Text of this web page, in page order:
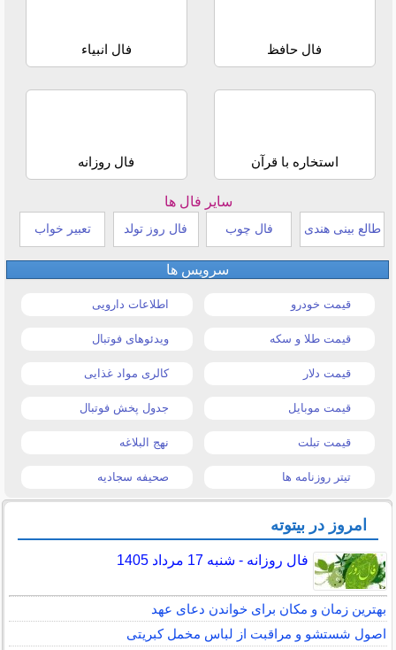
فال حافظ فال انبیاء
استخاره با قرآن فال روزانه
سایر فال ها
طالع بینی هندی فال چوب فال روز تولد تعبیر خواب
سرویس ها
قیمت خودرو اطلاعات دارویی
قیمت طلا و سکه ویدئوهای فوتبال
قیمت دلار کالری مواد غذایی
قیمت موبایل جدول پخش فوتبال
قیمت تبلت نهج البلاغه
تیتر روزنامه ها صحیفه سجادیه
امروز در بیتوته
فال روزانه - شنبه 17 مرداد 1405
بهترین زمان و مکان برای خواندن دعای عهد
اصول شستشو و مراقبت از لباس مخمل کبریتی